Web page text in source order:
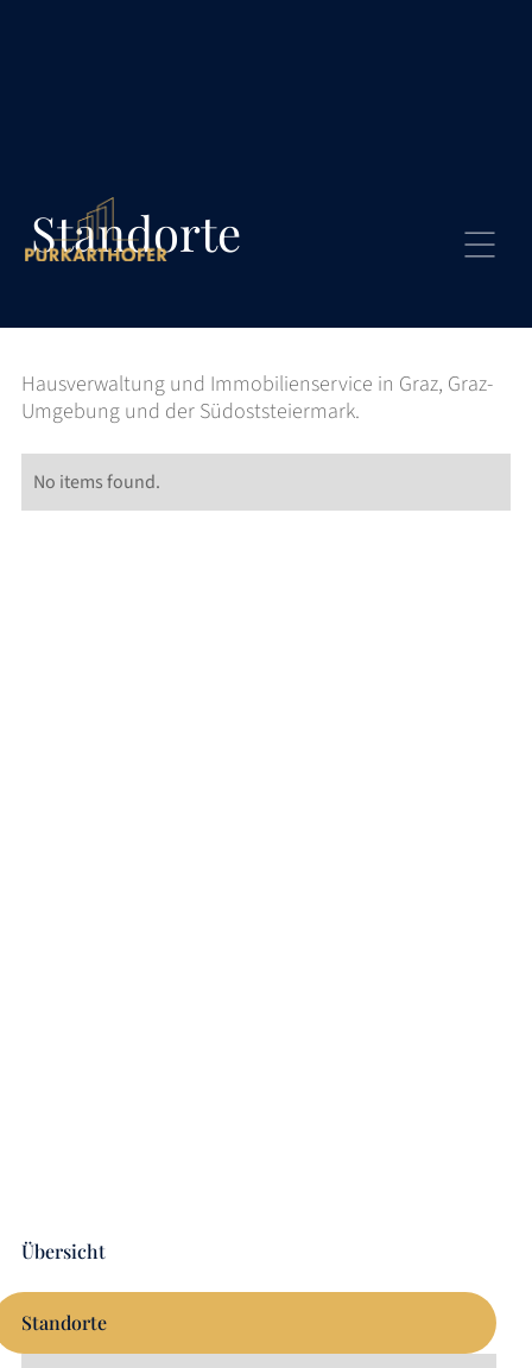
Standorte
Übersicht
Standorte
Hausverwaltung und Immobilienservice in Graz, Graz-
Umgebung und der Südoststeiermark.
No items found.